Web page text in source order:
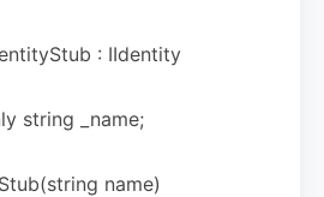
: IIdentity
string _name;
name)